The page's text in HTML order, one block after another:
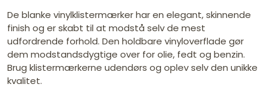
De blanke vinylklistermærker har en elegant, skinnende
finish og er skabt til at modstå selv de mest
udfordrende forhold. Den holdbare vinyloverflade gør
dem modstandsdygtige over for olie, fedt og benzin.
Brug klistermærkerne udendørs og oplev selv den unikke
kvalitet.